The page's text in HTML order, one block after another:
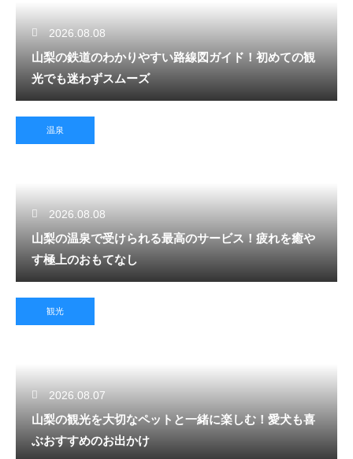
2026.08.08
山梨の鉄道のわかりやすい路線図ガイド！初めての観
光でも迷わずスムーズ
温泉
2026.08.08
山梨の温泉で受けられる最高のサービス！疲れを癒や
す極上のおもてなし
観光
2026.08.07
山梨の観光を大切なペットと一緒に楽しむ！愛犬も喜
ぶおすすめのお出かけ